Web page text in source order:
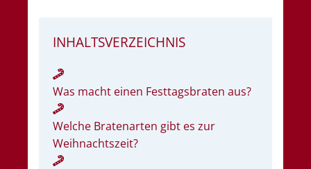
INHALTSVERZEICHNIS
Was macht einen Festtagsbraten aus?
Welche Bratenarten gibt es zur
Weihnachtszeit?